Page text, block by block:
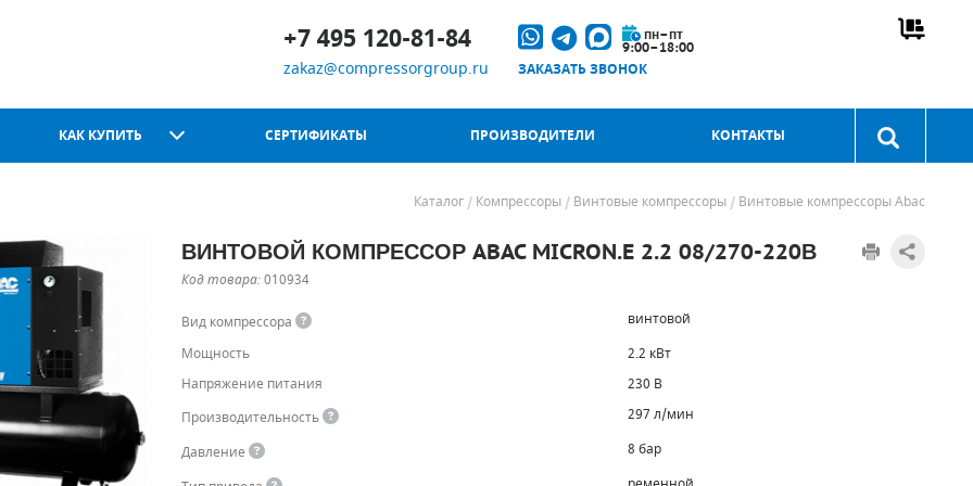
+7 495 120-81-84
zakaz@compressorgroup.ru
пн–пт
9:00–18:00
ЗАКАЗАТЬ ЗВОНОК
КАК КУПИТЬ СЕРТИФИКАТЫ ПРОИЗВОДИТЕЛИ КОНТАКТЫ
Каталог Компрессоры Винтовые компрессоры Винтовые компрессоры Abac
ВИНТОВОЙ КОМПРЕССОР ABAC MICRON.E 2.2 08/270-220В
Код товара:010934
Вид компрессора
винтовой
Мощность
2.2 кВт
Напряжение питания
230 В
Производительность
297 л/мин
Давление
8 бар